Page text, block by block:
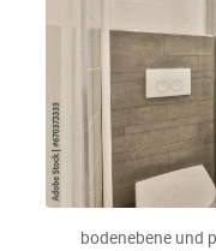
bodenebene und